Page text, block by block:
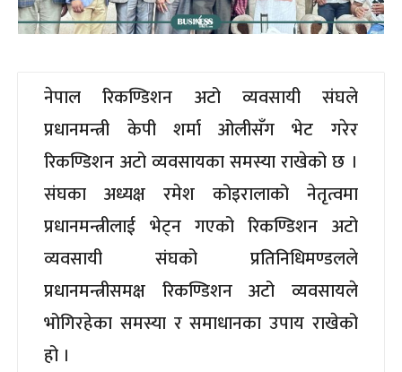
नेपाल रिकण्डिशन अटो व्यवसायी संघले
प्रधानमन्त्री केपी शर्मा ओलीसँग भेट गरेर
रिकण्डिशन अटो व्यवसायका समस्या राखेको छ ।
संघका अध्यक्ष रमेश कोइरालाको नेतृत्वमा
प्रधानमन्त्रीलाई भेट्न गएको रिकण्डिशन अटो
व्यवसायी संघको प्रतिनिधिमण्डलले
प्रधानमन्त्रीसमक्ष रिकण्डिशन अटो व्यवसायले
भोगिरहेका समस्या र समाधानका उपाय राखेको
हो ।